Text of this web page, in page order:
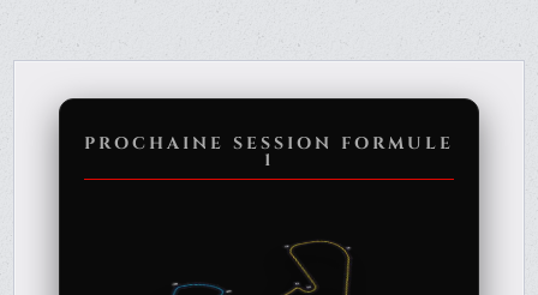
PROCHAINE SESSION FORMULE
1